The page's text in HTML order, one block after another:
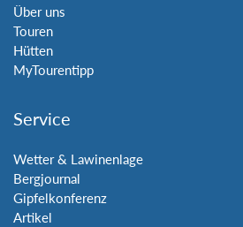
Über uns
Touren
Hütten
MyTourentipp
Service
Wetter & Lawinenlage
Bergjournal
Gipfelkonferenz
Artikel